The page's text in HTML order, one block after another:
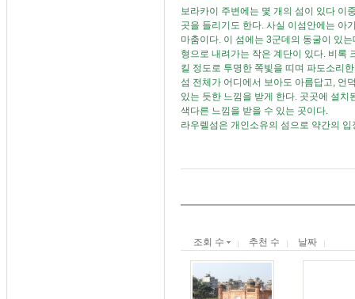
보라카이 주변에는 몇 개의 섬이 있다 이
곳을 들리기도 한다. 사실 이섬안에는 아
마춤이다. 이 섬에는 3군데의 동굴이 있
형으로 내려가는 작은 계단이 있다. 비록
킬 정도로 투명한 쪽빛을 띠며 파도소리
섬 전체가 어디에서 보아도 아름답고, 언
있는 듯한 느낌을 받게 한다. 곳곳에 설치
색다른 느낌을 받을 수 있는 곳이다.
라우렐섬은 개인소유의 섬으로 약간의 입
조회 수 추천 수 날짜